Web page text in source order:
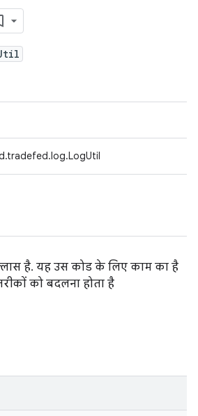
है. यह उस कोड के लिए काम का है
को बदलना होता है